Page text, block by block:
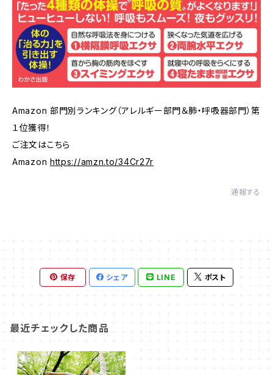
Amazon 部門別ランキング（アレルギー部門＆肺・呼吸器部門）第
１位獲得！
ご注文はこちら
Amazon https://amzn.to/34Cr27r
通報する
保存 シェア LINE ポスト
最近チェックした商品